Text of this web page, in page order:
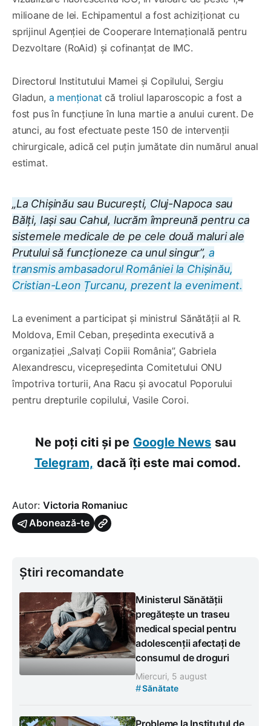
milioane de lei. Echipamentul a fost achiziționat cu
sprijinul Agenției de Cooperare Internațională pentru
Dezvoltare (RoAid) și cofinanțat de IMC.
Directorul Institutului Mamei și Copilului, Sergiu
Gladun, a menționat că troliul laparoscopic a fost a
fost pus în funcțiune în luna martie a anului curent. De
atunci, au fost efectuate peste 150 de intervenții
chirurgicale, adică cel puțin jumătate din numărul anual
estimat.
„La Chișinău sau București, Cluj-Napoca sau
Bălți, Iași sau Cahul, lucrăm împreună pentru ca
sistemele medicale de pe cele două maluri ale
Prutului să funcționeze ca unul singur”, a
transmis ambasadorul României la Chișinău,
Cristian-Leon Țurcanu, prezent la eveniment.
La eveniment a participat și ministrul Sănătății al R.
Moldova, Emil Ceban, președinta executivă a
organizației „Salvați Copiii România”, Gabriela
Alexandrescu, vicepreședinta Comitetului ONU
împotriva torturii, Ana Racu și avocatul Poporului
pentru drepturile copilului, Vasile Coroi.
Ne poți citi și pe Google News sau
Telegram, dacă îți este mai comod.
Autor: Victoria Romaniuc
Abonează-te
Știri recomandate
Ministerul Sănătății
pregătește un traseu
medical special pentru
adolescenții afectați de
consumul de droguri
Miercuri, 5 august
#Sănătate